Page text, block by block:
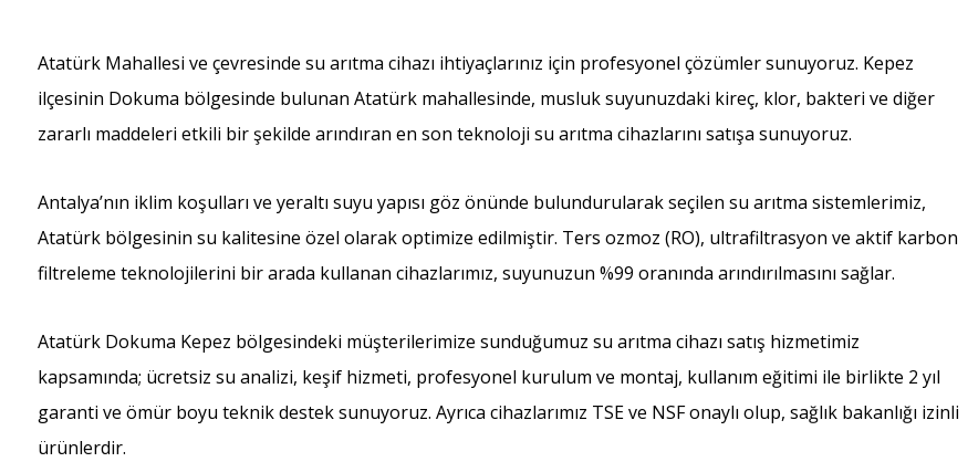
Atatürk Mahallesi ve çevresinde su arıtma cihazı ihtiyaçlarınız için profesyonel çözümler sunuyoruz. Kepez
ilçesinin Dokuma bölgesinde bulunan Atatürk mahallesinde, musluk suyunuzdaki kireç, klor, bakteri ve diğer
zararlı maddeleri etkili bir şekilde arındıran en son teknoloji su arıtma cihazlarını satışa sunuyoruz.
Antalya’nın iklim koşulları ve yeraltı suyu yapısı göz önünde bulundurularak seçilen su arıtma sistemlerimiz,
Atatürk bölgesinin su kalitesine özel olarak optimize edilmiştir. Ters ozmoz (RO), ultrafiltrasyon ve aktif karbon
filtreleme teknolojilerini bir arada kullanan cihazlarımız, suyunuzun %99 oranında arındırılmasını sağlar.
Atatürk Dokuma Kepez bölgesindeki müşterilerimize sunduğumuz su arıtma cihazı satış hizmetimiz
kapsamında; ücretsiz su analizi, keşif hizmeti, profesyonel kurulum ve montaj, kullanım eğitimi ile birlikte 2 yıl
garanti ve ömür boyu teknik destek sunuyoruz. Ayrıca cihazlarımız TSE ve NSF onaylı olup, sağlık bakanlığı izinli
ürünlerdir.